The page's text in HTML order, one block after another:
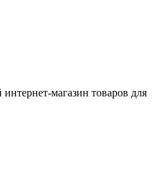
магазин товаров для